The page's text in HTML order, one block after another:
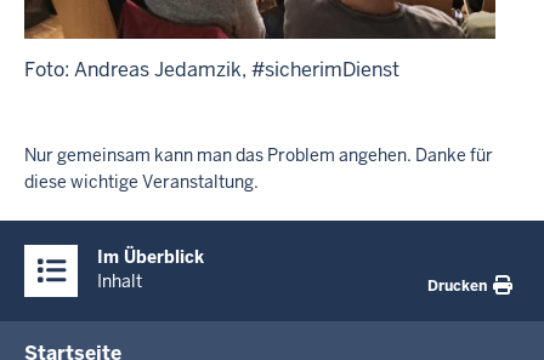
Foto: Andreas Jedamzik, #sicherimDienst
Nur gemeinsam kann man das Problem angehen. Danke für
diese wichtige Veranstaltung.
Inhalte
Im Überblick
Inhalt
Drucken
Startseite